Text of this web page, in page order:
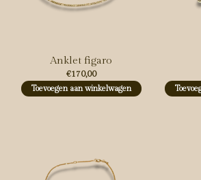
Anklet figaro
€170,00
Toevoegen aan winkelwagen